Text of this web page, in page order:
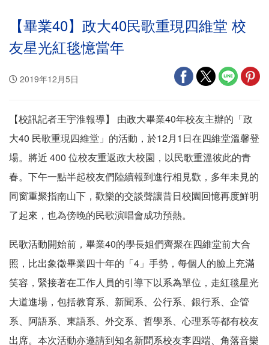
【畢業40】政大40民歌重現四維堂 校
友星光紅毯憶當年
2019年12月5日
【校訊記者王宇淮報導】 由政大畢業40年校友主辦的「政
大40 民歌重現四維堂」的活動，於12月1日在四維堂溫馨登
場。將近 400 位校友重返政大校園，以民歌重溫彼此的青
春。下午一點半起校友們陸續報到進行相見歡，多年未見的
同窗重聚指南山下，歡樂的交談聲讓昔日校園回憶再度鮮明
了起來，也為傍晚的民歌演唱會成功預熱。
民歌活動開始前，畢業40的學長姐們齊聚在四維堂前大合
照，比出象徵畢業四十年的「4」手勢，每個人的臉上充滿
笑容，緊接著在工作人員的引導下以系為單位，走紅毯星光
大道進場，包括教育系、新聞系、公行系、銀行系、企管
系、阿語系、東語系、外交系、哲學系、心理系等都有校友
出席。本次活動亦邀請到知名新聞系校友李四端、角落音樂